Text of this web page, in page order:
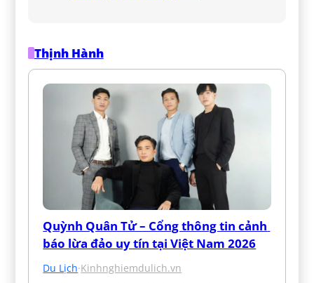
Thịnh Hành
Quỳnh Quân Tử – Cổng thông tin cảnh
báo lừa đảo uy tín tại Việt Nam 2026
Du Lịch·Kinhnghiemdulich.vn